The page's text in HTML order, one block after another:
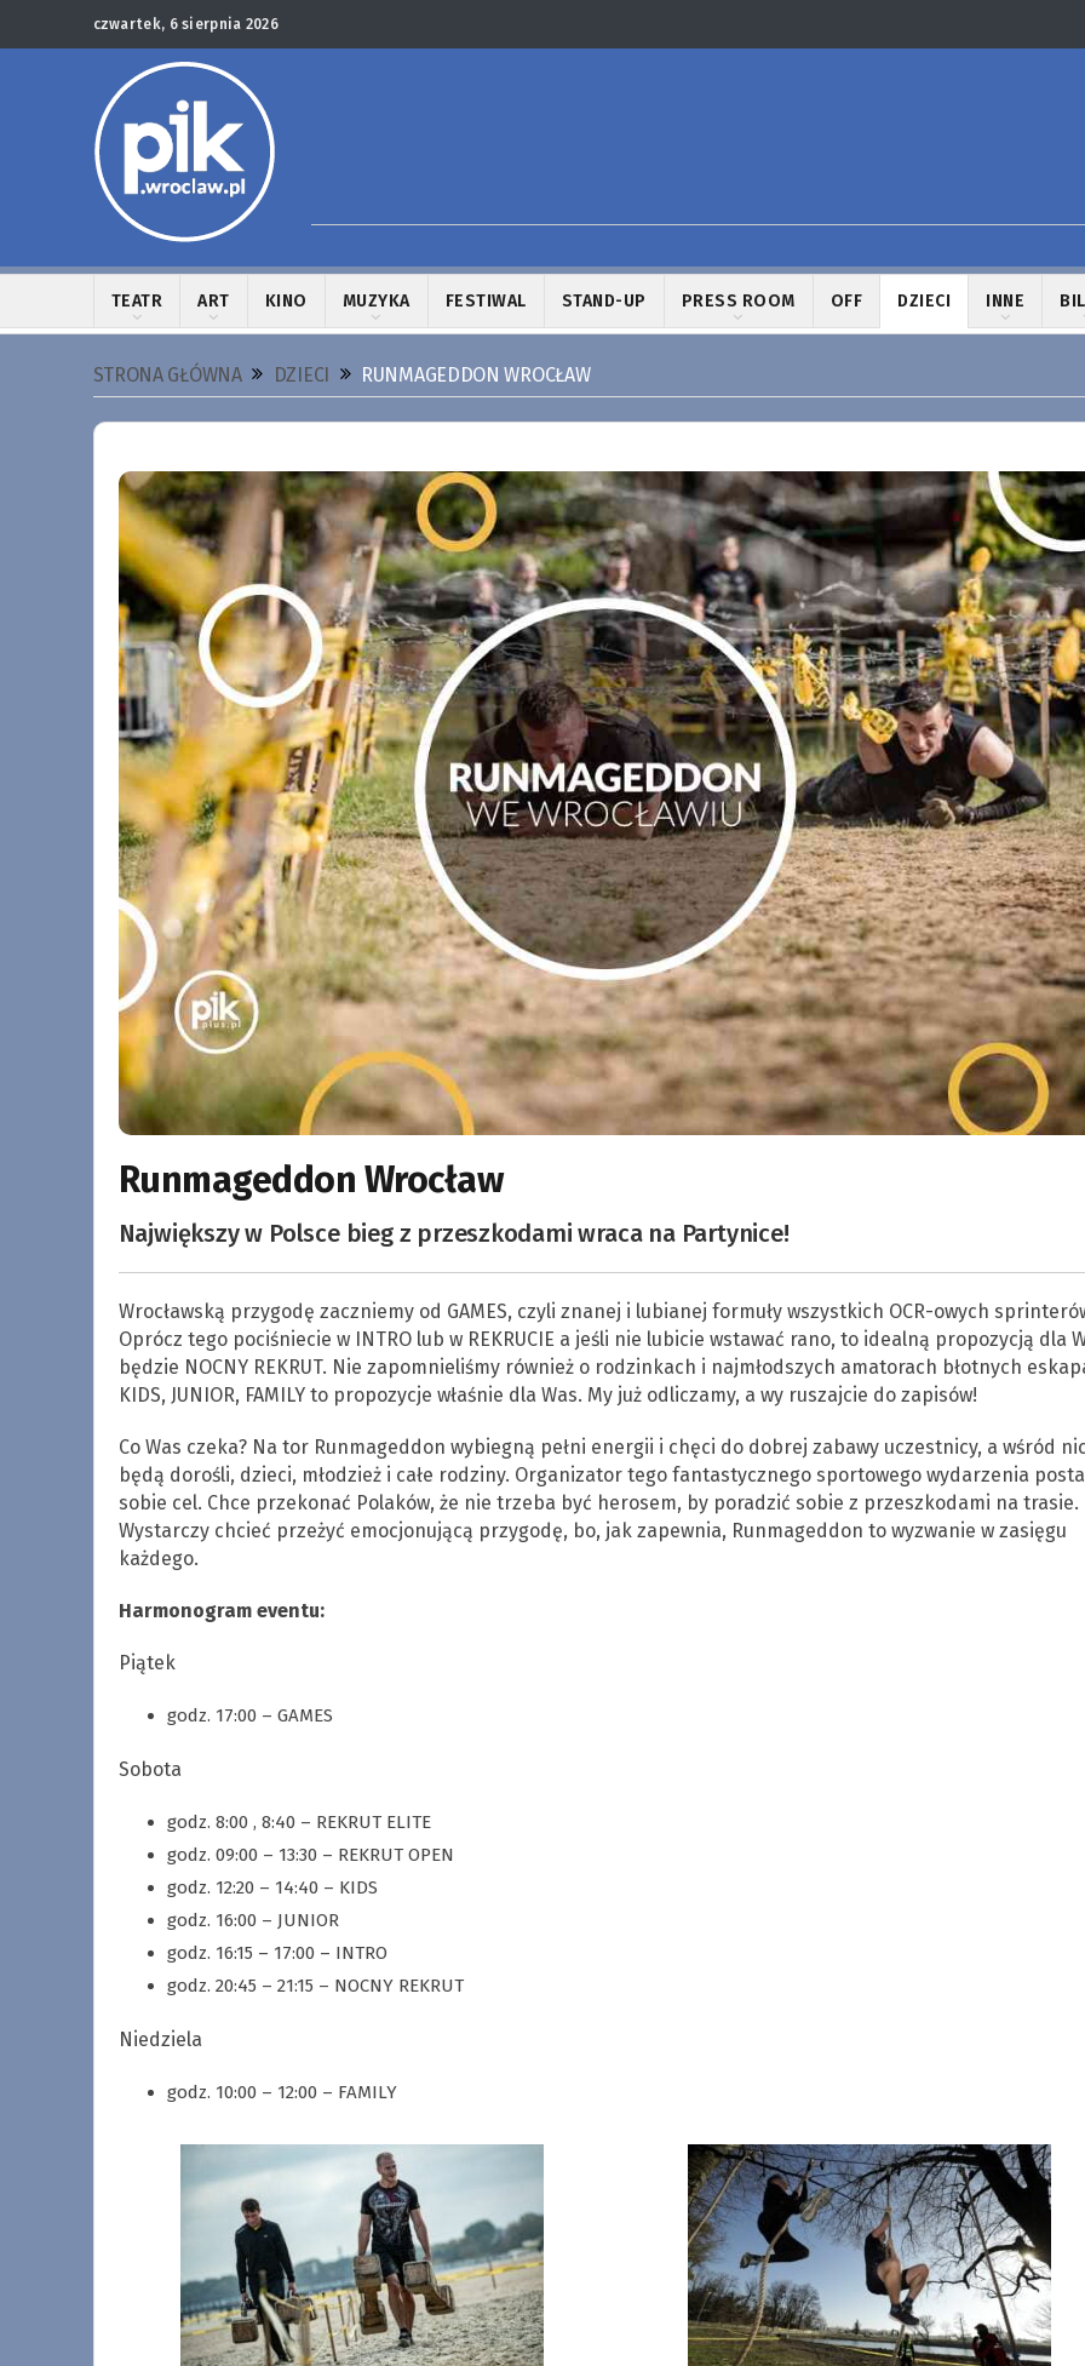
czwartek, 6 sierpnia 2026
TEATR ART KINO MUZYKA FESTIWAL STAND-UP PRESS ROOM OFF DZIECI INNE
STRONA GŁÓWNA DZIECI RUNMAGEDDON WROCŁAW
Runmageddon Wrocław
Największy w Polsce bieg z przeszkodami wraca na Partynice!
Wrocławską przygodę zaczniemy od GAMES, czyli znanej i lubianej formuły wszystkich OCR-owych
Oprócz tego pociśniecie w INTRO lub w REKRUCIE a jeśli nie lubicie wstawać rano, to idealną propozycją dla
będzie NOCNY REKRUT. Nie zapomnieliśmy również o rodzinkach i najmłodszych amatorach błotnych
KIDS, JUNIOR, FAMILY to propozycje właśnie dla Was. My już odliczamy, a wy ruszajcie do zapisów!
Co Was czeka? Na tor Runmageddon wybiegną pełni energii i chęci do dobrej zabawy uczestnicy, a wśród
będą dorośli, dzieci, młodzież i całe rodziny. Organizator tego fantastycznego sportowego wydarzenia
sobie cel. Chce przekonać Polaków, że nie trzeba być herosem, by poradzić sobie z przeszkodami na trasie.
Wystarczy chcieć przeżyć emocjonującą przygodę, bo, jak zapewnia, Runmageddon to wyzwanie w zasięgu
każdego.
Harmonogram eventu:
Piątek
godz. 17:00 – GAMES
Sobota
godz. 8:00 , 8:40 – REKRUT ELITE
godz. 09:00 – 13:30 – REKRUT OPEN
godz. 12:20 – 14:40 – KIDS
godz. 16:00 – JUNIOR
godz. 16:15 – 17:00 – INTRO
godz. 20:45 – 21:15 – NOCNY REKRUT
Niedziela
godz. 10:00 – 12:00 – FAMILY